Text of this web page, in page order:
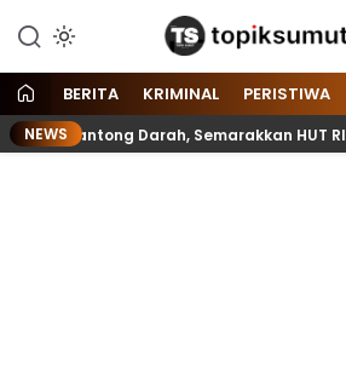
Topik Sumut
Memberitakan Seputar
dan Nasional
BERITA KRIMINAL PERISTIWA
NEWS
Kantong Darah, Semarakkan HUT RI ke-81